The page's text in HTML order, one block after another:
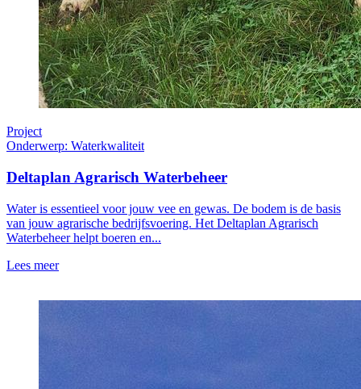
Project
Onderwerp: Waterkwaliteit
Deltaplan Agrarisch Waterbeheer
Water is essentieel voor jouw vee en gewas. De bodem is de basis
van jouw agrarische bedrijfsvoering. Het Deltaplan Agrarisch
Waterbeheer helpt boeren en...
Lees meer